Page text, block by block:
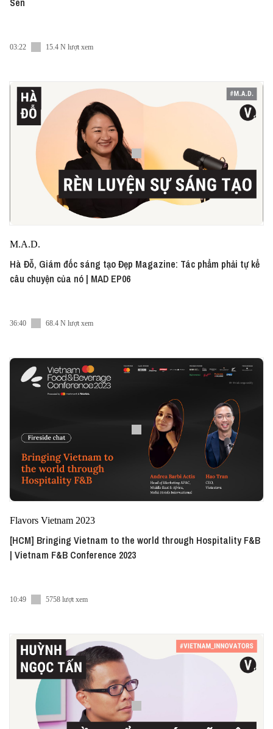
03:22 15.4 N lượt xem
M.A.D.
Hà Đỗ, Giám đốc sáng tạo Đẹp Magazine: Tác phẩm phải tự kể
câu chuyện của nó | MAD EP06
36:40 68.4 N lượt xem
Flavors Vietnam 2023
[HCM] Bringing Vietnam to the world through Hospitality F&B
| Vietnam F&B Conference 2023
10:49 5758 lượt xem